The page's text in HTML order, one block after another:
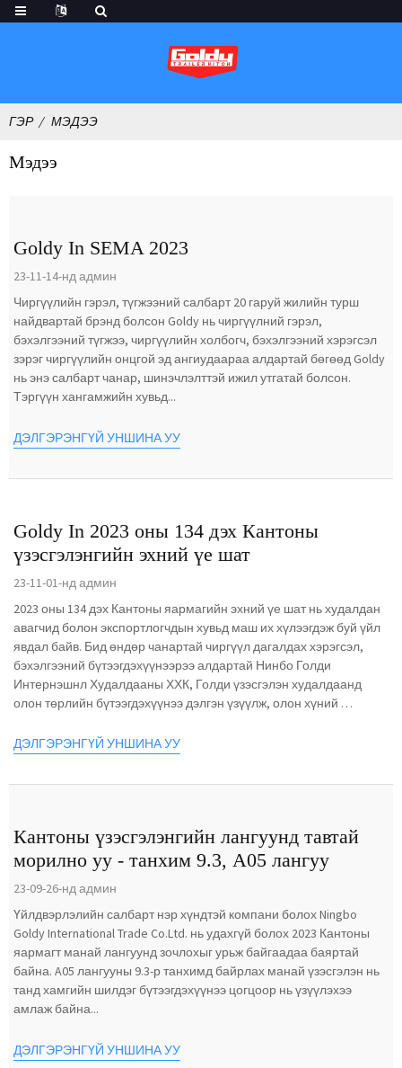
ГЭР МЭДЭЭ
Мэдээ
Goldy In SEMA 2023
23-11-14-нд админ
Чиргүүлийн гэрэл, түгжээний салбарт 20 гаруй жилийн турш
найдвартай брэнд болсон Goldy нь чиргүүлний гэрэл,
бэхэлгээний түгжээ, чиргүүлийн холбогч, бэхэлгээний хэрэгсэл
зэрэг чиргүүлийн онцгой эд ангиудаараа алдартай бөгөөд Goldy
нь энэ салбарт чанар, шинэчлэлттэй ижил утгатай болсон.
Тэргүүн хангамжийн хувьд...
ДЭЛГЭРЭНГҮЙ УНШИНА УУ
Goldy In 2023 оны 134 дэх Кантоны
үзэсгэлэнгийн эхний үе шат
23-11-01-нд админ
2023 оны 134 дэх Кантоны яармагийн эхний үе шат нь худалдан
авагчид болон экспортлогчдын хувьд маш их хүлээгдэж буй үйл
явдал байв. Бид өндөр чанартай чиргүүл дагалдах хэрэгсэл,
бэхэлгээний бүтээгдэхүүнээрээ алдартай Нинбо Голди
Интернэшнл Худалдааны ХХК, Голди үзэсгэлэн худалдаанд
олон төрлийн бүтээгдэхүүнээ дэлгэн үзүүлж, олон хүний ​​
ДЭЛГЭРЭНГҮЙ УНШИНА УУ
Кантоны үзэсгэлэнгийн лангуунд тавтай
морилно уу - танхим 9.3, А05 лангуу
23-09-26-нд админ
Үйлдвэрлэлийн салбарт нэр хүндтэй компани болох Ningbo
Goldy International Trade Co.Ltd. нь удахгүй болох 2023 Кантоны
яармагт манай лангуунд зочлохыг урьж байгаадаа баяртай
байна. A05 лангууны 9.3-р танхимд байрлах манай үзэсгэлэн нь
танд хамгийн шилдэг бүтээгдэхүүнээ цогцоор нь үзүүлэхээ
амлаж байна...
ДЭЛГЭРЭНГҮЙ УНШИНА УУ